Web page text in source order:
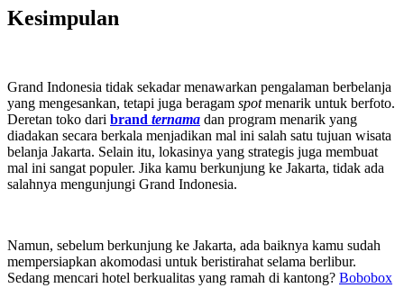
Kesimpulan
Grand Indonesia tidak sekadar menawarkan pengalaman berbelanja
yang mengesankan, tetapi juga beragam spotmenarik untuk berfoto.
Deretan toko dari brand ternama dan program menarik yang
diadakan secara berkala menjadikan mal ini salah satu tujuan wisata
belanja Jakarta. Selain itu, lokasinya yang strategis juga membuat
mal ini sangat populer. Jika kamu berkunjung ke Jakarta, tidak ada
salahnya mengunjungi Grand Indonesia.
Namun, sebelum berkunjung ke Jakarta, ada baiknya kamu sudah
mempersiapkan akomodasi untuk beristirahat selama berlibur.
Sedang mencari hotel berkualitas yang ramah di kantong? Bobobox